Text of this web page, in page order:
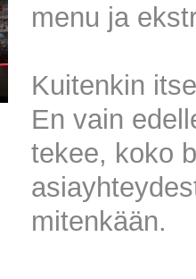
menu ja
Kuitenkin
En vain
tekee, koko
mitenkään.